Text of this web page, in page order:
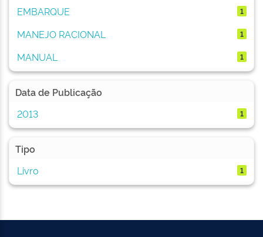
EMBARQUE 1
MANEJO RACIONAL 1
MANUAL 1
Data de Publicação
2013
1
Tipo
Livro
1